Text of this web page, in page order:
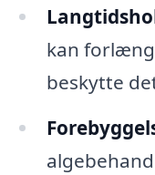
kan
beskytte